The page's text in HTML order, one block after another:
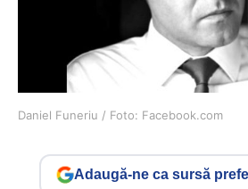
Daniel Funeriu / Foto: Facebook.com
Adaugă-ne ca sursă